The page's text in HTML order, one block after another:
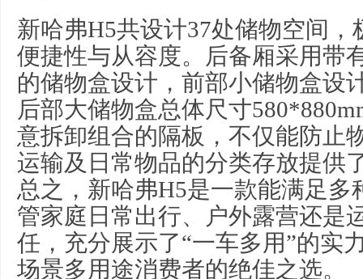
新哈弗H5共设计37处储物空间
便捷性与从容度。后备厢采用带
的储物盒设计，前部小储物盒设
后部大储物盒总体尺寸
意拆卸组合的隔板，不仅能防止
运输及日常物品的分类存放提供
总之，新哈弗H5是一款能满足多
管家庭日常出行、户外露营还是
任，充分展示了“一车多用”的实
场景多用途消费者的绝佳之选。